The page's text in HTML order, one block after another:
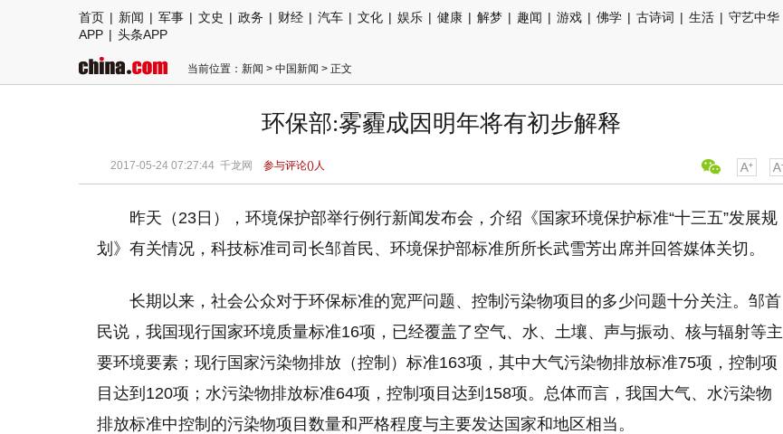
首页 | 新闻 | 军事 | 文史 | 政务 | 财经 | 汽车 | 文化 | 娱乐 | 健康 | 解梦 | 趣闻 | 游戏 | 佛学 | 古诗词 | 生活 | 守艺中华
APP | 头条APP
当前位置： 新闻 > 中国新闻 > 正文
环保部:雾霾成因明年将有初步解释
2017-05-24 07:27:44 千龙网 参与评论()人
昨天（23日），环境保护部举行例行新闻发布会，介绍《国家环境保护标准“十三五”发展规
划》有关情况，科技标准司司长邹首民、环境保护部标准所所长武雪芳出席并回答媒体关切。
长期以来，社会公众对于环保标准的宽严问题、控制污染物项目的多少问题十分关注。邹首
民说，我国现行国家环境质量标准16项，已经覆盖了空气、水、土壤、声与振动、核与辐射等主
要环境要素；现行国家污染物排放（控制）标准163项，其中大气污染物排放标准75项，控制项
目达到120项；水污染物排放标准64项，控制项目达到158项。总体而言，我国大气、水污染物
排放标准中控制的污染物项目数量和严格程度与主要发达国家和地区相当。